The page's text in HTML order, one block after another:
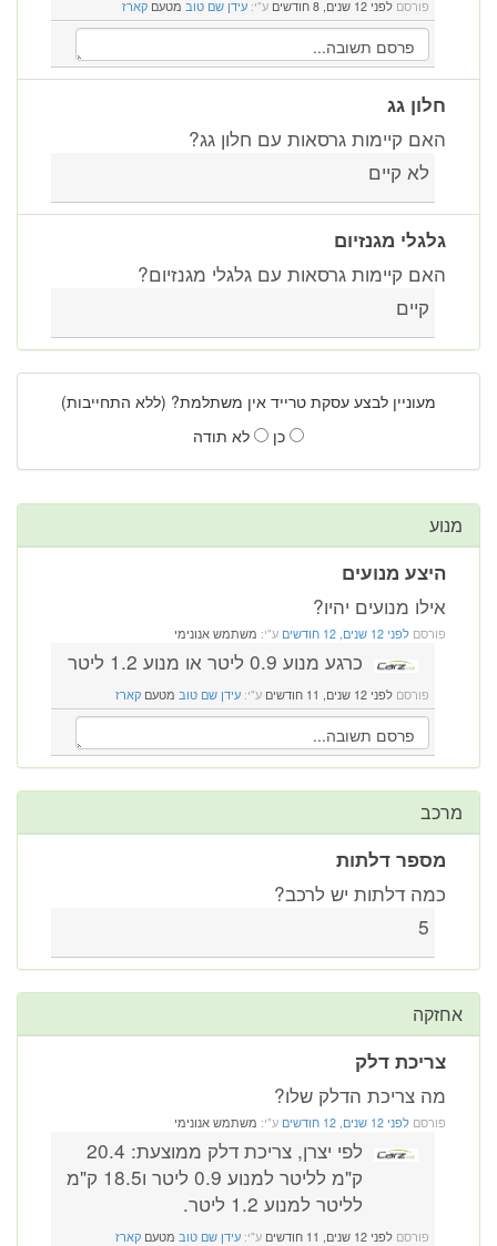
פורסם לפני 12 שנים, 8 חודשים ע"י: עידן שם טוב מטעם קארז
חלון גג
האם קיימות גרסאות עם חלון גג?
לא קיים
גלגלי מגנזיום
האם קיימות גרסאות עם גלגלי מגנזיום?
קיים
מעוניין לבצע עסקת טרייד אין משתלמת? (ללא התחייבות)
כן
לא תודה
מנוע
היצע מנועים
אילו מנועים יהיו?
פורסם לפני 12 שנים, 12 חודשים ע"י: משתמש אנונימי
כרגע מנוע 0.9 ליטר או מנוע 1.2 ליטר
פורסם לפני 12 שנים, 11 חודשים ע"י: עידן שם טוב מטעם קארז
מרכב
מספר דלתות
כמה דלתות יש לרכב?
5
אחזקה
צריכת דלק
מה צריכת הדלק שלו?
פורסם לפני 12 שנים, 12 חודשים ע"י: משתמש אנונימי
לפי יצרן, צריכת דלק ממוצעת: 20.4
ק"מ לליטר למנוע 0.9 ליטר ו18.5 ק"מ
לליטר למנוע 1.2 ליטר.
פורסם לפני 12 שנים, 11 חודשים ע"י: עידן שם טוב מטעם קארז